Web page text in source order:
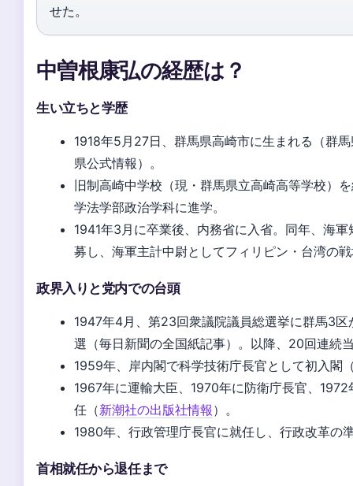
せた。
中曽根康弘の経歴は？
生い立ちと学歴
1918年5月27日、群馬県高崎市に生まれる（群
県公式情報）。
旧制高崎中学校（現・群馬県立高崎高等学校）
学法学部政治学科に進学。
1941年3月に卒業後、内務省に入省。同年、海
募し、海軍主計中尉としてフィリピン・台湾の
政界入りと党内での台頭
1947年4月、第23回衆議院議員総選挙に群馬3区
選（毎日新聞の全国紙記事）。以降、20回連続
1959年、岸内閣で科学技術庁長官として初入閣
1967年に運輸大臣、1970年に防衛庁長官、
任（新潮社の出版社情報 ）。
1980年、行政管理庁長官に就任し、行政改革の
首相就任から退任まで